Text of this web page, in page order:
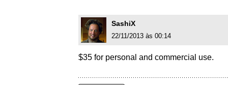
SashiX
22/11/2013 às 00:14
$35 for personal and commercial use.